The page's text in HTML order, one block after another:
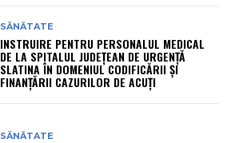
SĂNĂTATE
INSTRUIRE PENTRU PERSONALUL MEDICAL
DE LA SPITALUL JUDEȚEAN DE URGENȚĂ
SLATINA ÎN DOMENIUL CODIFICĂRII ȘI
FINANȚĂRII CAZURILOR DE ACUȚI
SĂNĂTATE